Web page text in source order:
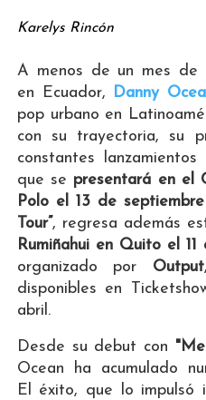
Karelys Rincón
A menos de un mes de
en Ecuador,
Danny
pop urbano en
con su trayectoria, su
constantes lanzamientos
que se presentará en el
Polo el 13 de septiembre
Tour”, regresa además
Rumiñahui en Quito el
organizado por Output
disponibles en
abril.
Desde su debut con
Ocean ha acumulado
El éxito, que lo impulsó